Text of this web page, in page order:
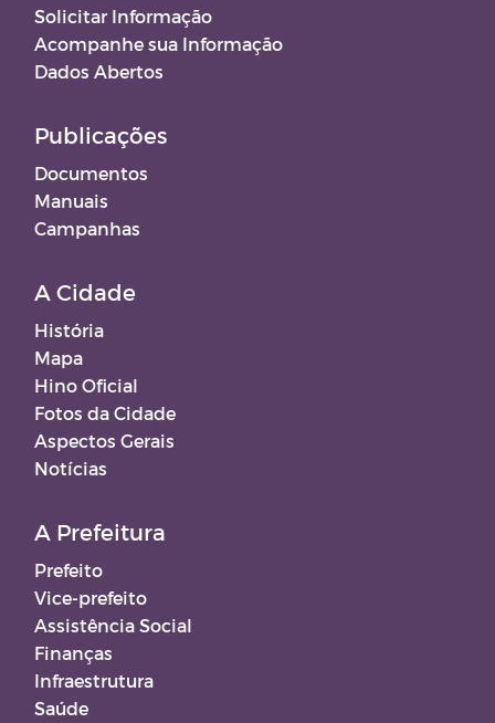
Solicitar Informação
Acompanhe sua Informação
Dados Abertos
Publicações
Documentos
Manuais
Campanhas
A Cidade
História
Mapa
Hino Oficial
Fotos da Cidade
Aspectos Gerais
Notícias
A Prefeitura
Prefeito
Vice-prefeito
Assistência Social
Finanças
Infraestrutura
Saúde